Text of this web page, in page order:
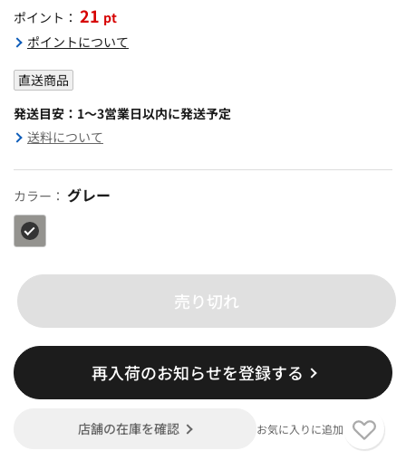
ポイント： 21 pt
ポイントについて
直送商品
発送目安：1～3営業日以内に発送予定
送料について
カラー： グレー
売り切れ
再入荷のお知らせを登録する
店舗の在庫を確認 お気に入りに追加